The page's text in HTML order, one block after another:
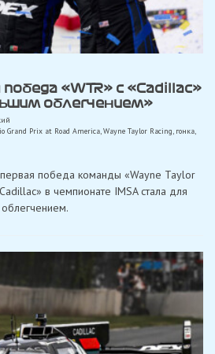
«WTR» с «Cadillac»
облегчением»
Grand Prix at Road America,Wayne Taylor Racing, гонка
победа команды «Wayne Taylor
в чемпионате IMSA стала для